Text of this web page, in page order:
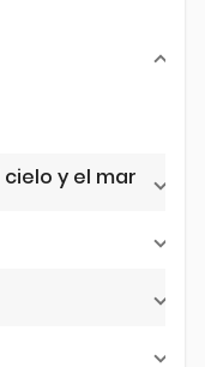
y el mar